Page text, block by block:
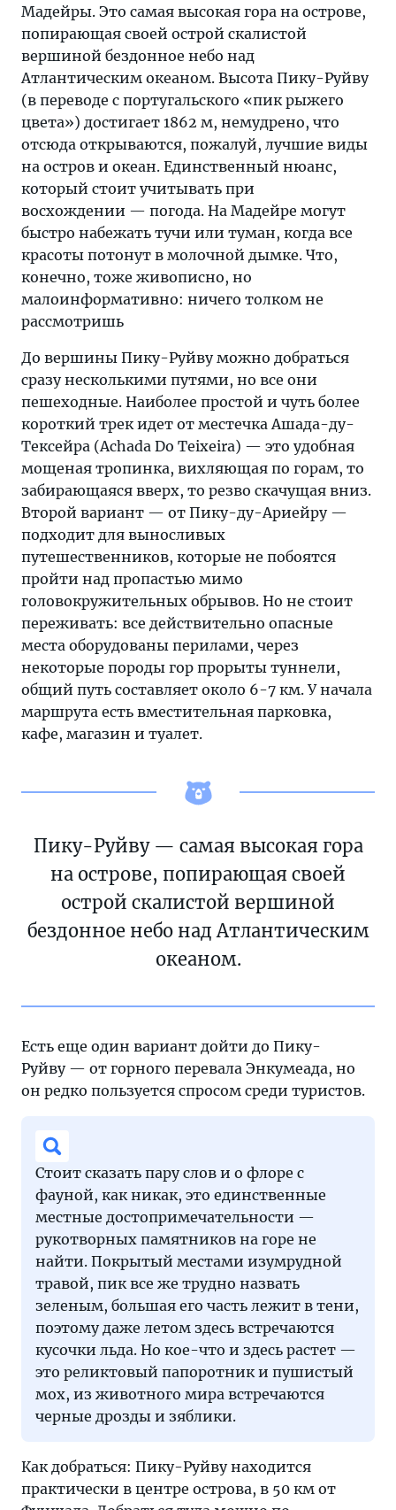
Мадейры. Это самая высокая гора на острове,
попирающая своей острой скалистой
вершиной бездонное небо над
Атлантическим океаном. Высота Пику-Руйву
(в переводе с португальского «пик рыжего
цвета») достигает 1862 м, немудрено, что
отсюда открываются, пожалуй, лучшие виды
на остров и океан. Единственный нюанс,
который стоит учитывать при
восхождении — погода. На Мадейре могут
быстро набежать тучи или туман, когда все
красоты потонут в молочной дымке. Что,
конечно, тоже живописно, но
малоинформативно: ничего толком не
рассмотришь
До вершины Пику-Руйву можно добраться
сразу несколькими путями, но все они
пешеходные. Наиболее простой и чуть более
короткий трек идет от местечка Ашада-ду-
Тексейра (Achada Do Teixeira) — это удобная
мощеная тропинка, вихляющая по горам, то
забирающаяся вверх, то резво скачущая вниз.
Второй вариант — от Пику-ду-Ариейру —
подходит для выносливых
путешественников, которые не побоятся
пройти над пропастью мимо
головокружительных обрывов. Но не стоит
переживать: все действительно опасные
места оборудованы перилами, через
некоторые породы гор прорыты туннели,
общий путь составляет около 6-7 км. У начала
маршрута есть вместительная парковка,
кафе, магазин и туалет.
Пику-Руйву — самая высокая гора
на острове, попирающая своей
острой скалистой вершиной
бездонное небо над Атлантическим
океаном.
Есть еще один вариант дойти до Пику-
Руйву — от горного перевала Энкумеада, но
он редко пользуется спросом среди туристов.
Стоит сказать пару слов и о флоре с
фауной, как никак, это единственные
местные достопримечательности —
рукотворных памятников на горе не
найти. Покрытый местами изумрудной
травой, пик все же трудно назвать
зеленым, большая его часть лежит в тени,
поэтому даже летом здесь встречаются
кусочки льда. Но кое-что и здесь растет —
это реликтовый папоротник и пушистый
мох, из животного мира встречаются
черные дрозды и зяблики.
Как добраться: Пику-Руйву находится
практически в центре острова, в 50 км от